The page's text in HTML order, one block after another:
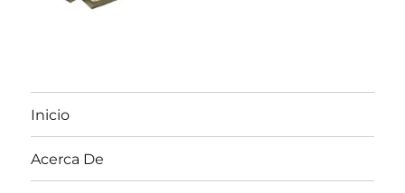
Inicio
Acerca De